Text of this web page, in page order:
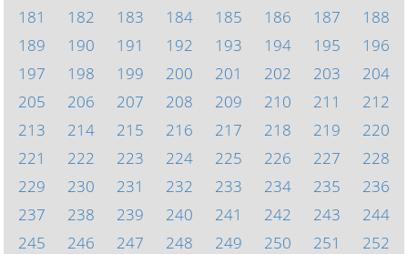
181
182 183 184 185 186 187
188
189
190 191 192 193 194 195
196
197
198 199 200 201 202 203
204
205
206 207 208 209 210 211
212
213
214 215 216 217 218 219
220
221
222 223 224 225 226 227
228
229
230 231 232 233 234 235
236
237
238 239 240 241 242 243
244
245
246 247 248 249 250 251
252